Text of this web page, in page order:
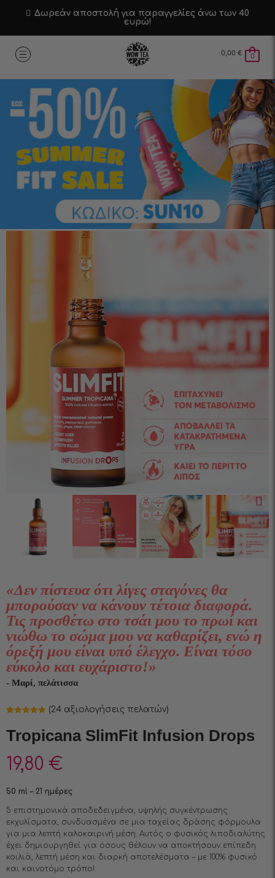
Δωρεάν αποστολή για παραγγελίες άνω των 40
ευρώ!
0,00 € 0
«Δεν πίστευα ότι λίγες σταγόνες θα
μπορούσαν να κάνουν τέτοια διαφορά.
Τις προσθέτω στο τσάι μου το πρωί και
νιώθω το σώμα μου να καθαρίζει, ενώ η
όρεξή μου είναι υπό έλεγχο. Είναι τόσο
εύκολο και ευχάριστο!»
- Μαρί, πελάτισσα
5 με βάση
βαθμολογίες
(24αξιολογήσεις πελατών)
Tropicana SlimFit Infusion Drops
19,80 €
50 ml – 21 ημέρες
5 επιστημονικά αποδεδειγμένα, υψηλής συγκέντρωσης
εκχυλίσματα, συνδυασμένα σε μια ταχείας δράσης φόρμουλα
για μια λεπτή καλοκαιρινή μέση. Αυτός ο φυσικός λιποδιαλύτης
έχει δημιουργηθεί για όσους θέλουν να αποκτήσουν επίπεδη
κοιλιά, λεπτή μέση και διαρκή αποτελέσματα – με 100% φυσικό
και καινοτόμο τρόπο!